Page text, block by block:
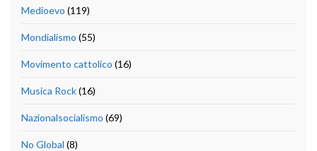
Medioevo (119)
Mondialismo (55)
Movimento cattolico (16)
Musica Rock(16)
Nazionalsocialismo (69)
No Global (8)